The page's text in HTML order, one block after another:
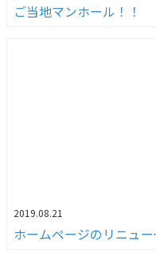
ご当地マンホール！！
2019.08.21
ホー